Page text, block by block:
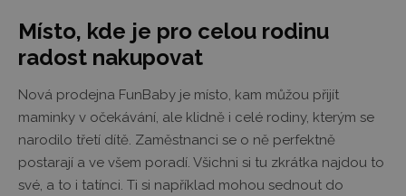
Místo, kde je pro celou rodinu
radost nakupovat
Nová prodejna FunBaby je místo, kam můžou přijít
maminky v očekávání, ale klidně i celé rodiny, kterým se
narodilo třetí dítě. Zaměstnanci se o ně perfektně
postarají a ve všem poradí. Všichni si tu zkrátka najdou to
své, a to i tatínci. Ti si například mohou sednout do